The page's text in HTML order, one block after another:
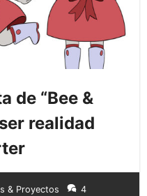
de “Bee &
realidad
& Proyectos 4